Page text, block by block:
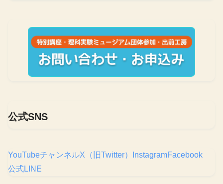
公式SNS
YouTubeチャンネルX（旧Twitter） InstagramFacebook
公式LINE